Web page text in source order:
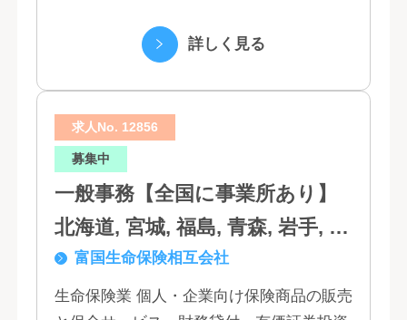
詳しく見る
求人No. 12856
募集中
一般事務【全国に事業所あり】
北海道, 宮城, 福島, 青森, 岩手, 秋
田, 山形, 東京, 神奈川, 千葉, 埼
玉, 茨城, 栃木, 群馬, 新潟, 石川,
富国生命保険相互会社
生命保険業 個人・企業向け保険商品の販売